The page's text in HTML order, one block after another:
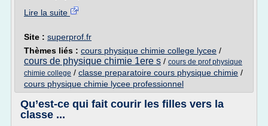
Lire la suite
Site : superprof.fr
Thèmes liés : cours physique chimie college lycee /
cours de physique chimie 1ere s / cours de prof physique
chimie college / classe preparatoire cours physique chimie /
cours physique chimie lycee professionnel
Qu’est-ce qui fait courir les filles vers la
classe ...